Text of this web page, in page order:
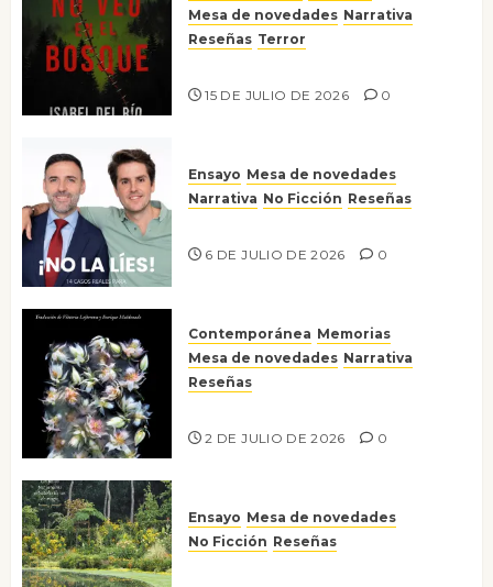
Mesa de novedades Narrativa
Reseñas Terror
15 DE JULIO DE 2026 0
Ensayo Mesa de novedades
Narrativa No Ficción Reseñas
6 DE JULIO DE 2026 0
Contemporánea Memorias
Mesa de novedades Narrativa
Reseñas
2 DE JULIO DE 2026 0
Ensayo Mesa de novedades
No Ficción Reseñas